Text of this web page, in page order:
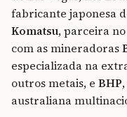
fabricante japonesa
Komatsu, parceira
com as mineradoras
especializadana
outros metais, e BHP,
australiana